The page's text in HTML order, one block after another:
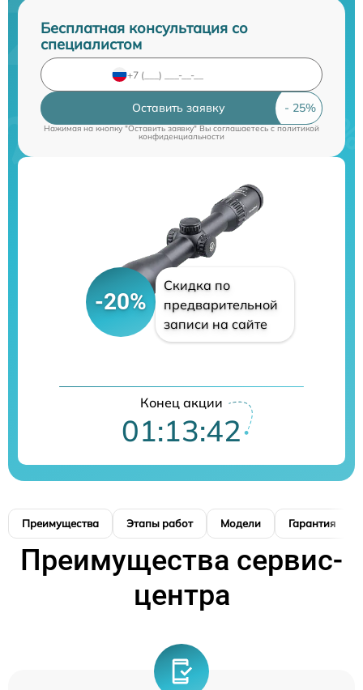
Бесплатная консультация со
специалистом
Оставить заявку
Нажимая на кнопку "Оставить заявку" Вы соглашаетесь cполитикой
конфиденциальности
-20%
Скидка по
предварительной
записи на сайте
Конец акции
01:13:41
Преимущества Этапы работ Модели Гарантия
Преимущества сервис-
центра